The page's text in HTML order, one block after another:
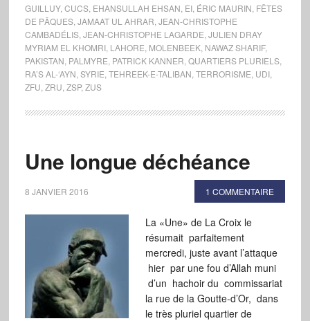
GUILLUY, CUCS, EHANSULLAH EHSAN EI, ÉRIC MAURIN FÊTES
DE PÂQUES, JAMAAT UL AHRAR JEAN-CHRISTOPHE
CAMBADÉLIS, JEAN-CHRISTOPHE LAGARDE JULIEN DRAY
MYRIAM EL KHOMRI, LAHORE MOLENBEEK, NAWAZ SHARIF,
PAKISTAN PALMYRE PATRICK KANNER QUARTIERS PLURIELS,
RA’S AL-‘AYN SYRIE TEHREEK-E-TALIBAN TERRORISME UDI,
ZFU ZRU ZSP, ZUS
Une longue déchéance
8 JANVIER 2016 1 COMMENTAIRE
La «Une» de La Croix le
résumait parfaitement
mercredi, juste avant l’attaque
hier par une fou d’Allah muni
d’un hachoir du commissariat
la rue de la Goutte-d’Or, dans
le très pluriel quartier de